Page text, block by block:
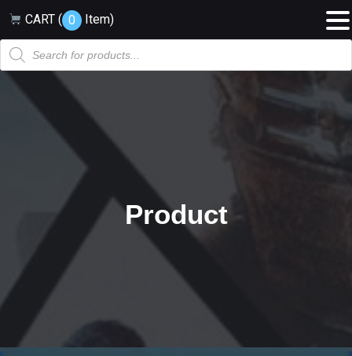
CART ( 0 Item)
Products
search
Product